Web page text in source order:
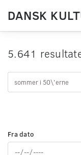
DANSK
5.641
Fra dato